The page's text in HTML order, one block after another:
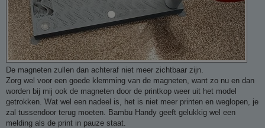
De magneten zullen dan achteraf niet meer zichtbaar zijn.
Zorg wel voor een goede klemming van de magneten, want zo nu en dan
worden bij mij ook de magneten door de printkop weer uit het model
getrokken. Wat wel een nadeel is, het is niet meer printen en weglopen, je
zal tussendoor terug moeten. Bambu Handy geeft gelukkig wel een
melding als de print in pauze staat.